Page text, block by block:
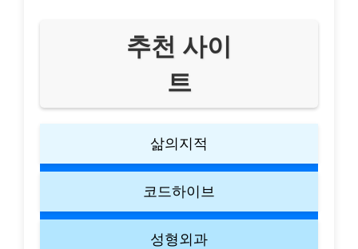
추천 사이
트
삶의지적
코드하이브
성형외과